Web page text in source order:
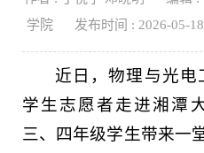
学院
发布时间 : 2026-05-
近日，物理与光电
学生志愿者走进湘潭
三、四年级学生带来一